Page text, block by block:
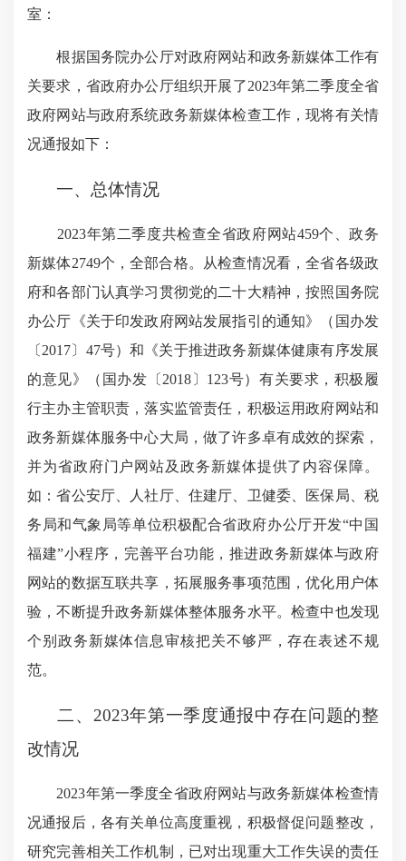
室：
根据国务院办公厅对政府网站和政务新媒体工作有
关要求，省政府办公厅组织开展了2023年第二季度全省
政府网站与政府系统政务新媒体检查工作，现将有关情
况通报如下：
一、总体情况
2023年第二季度共检查全省政府网站459个、政务
新媒体2749个，全部合格。从检查情况看，全省各级政
府和各部门认真学习贯彻党的二十大精神，按照国务院
办公厅《关于印发政府网站发展指引的通知》（国办发
〔2017〕47号）和《关于推进政务新媒体健康有序发展
的意见》（国办发〔2018〕123号）有关要求，积极履
行主办主管职责，落实监管责任，积极运用政府网站和
政务新媒体服务中心大局，做了许多卓有成效的探索，
并为省政府门户网站及政务新媒体提供了内容保障。
如：省公安厅、人社厅、住建厅、卫健委、医保局、税
务局和气象局等单位积极配合省政府办公厅开发“中国
福建”小程序，完善平台功能，推进政务新媒体与政府
网站的数据互联共享，拓展服务事项范围，优化用户体
验，不断提升政务新媒体整体服务水平。检查中也发现
个别政务新媒体信息审核把关不够严，存在表述不规
范。
二、2023年第一季度通报中存在问题的整
改情况
2023年第一季度全省政府网站与政务新媒体检查情
况通报后，各有关单位高度重视，积极督促问题整改，
研究完善相关工作机制，已对出现重大工作失误的责任